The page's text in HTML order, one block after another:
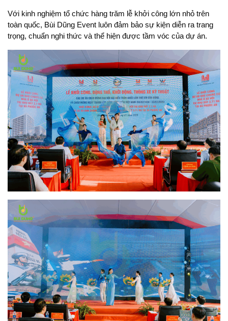
Với kinh nghiệm tổ chức hàng trăm lễ khởi công lớn nhỏ trên
toàn quốc, Bùi Dũng Event luôn đảm bảo sự kiện diễn ra trang
trọng, chuẩn nghi thức và thể hiện được tầm vóc của dự án.